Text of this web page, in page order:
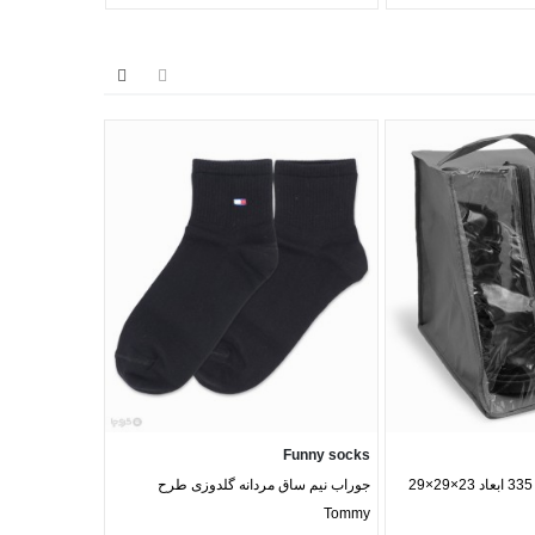
کاور بوت ضد آب کد 335 ابعاد 23×29×29
Funny socks
جوراب نیم ساق مردانه گلدوزی طرح
Tommy